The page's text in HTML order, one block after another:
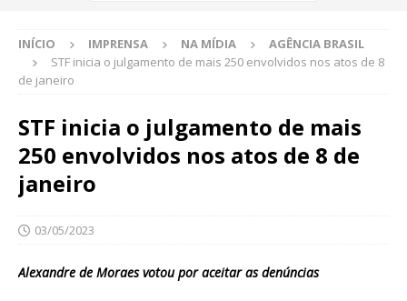
INÍCIO IMPRENSA NA MÍDIA
AGÊNCIA BRASIL
STF inicia o julgamento de mais 250 envolvidos nos atos de 8
de janeiro
STF inicia o julgamento de mais
250 envolvidos nos atos de 8 de
janeiro
03/05/2023
Alexandre de Moraes votou por aceitar as denúncias